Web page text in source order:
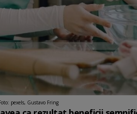
pexels, Gustavo Fring